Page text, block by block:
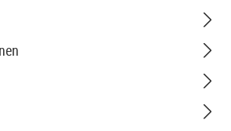
5 Metal Version